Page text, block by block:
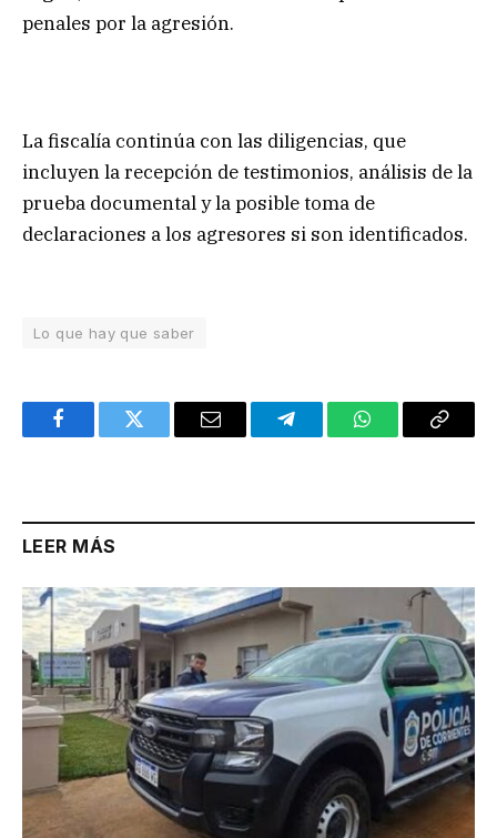
penales por la agresión.
La fiscalía continúa con las diligencias, que
incluyen la recepción de testimonios, análisis de la
prueba documental y la posible toma de
declaraciones a los agresores si son identificados.
Lo que hay que saber
FacebookTwitter Email TelegramWhatsAppCopy
LEER MÁS